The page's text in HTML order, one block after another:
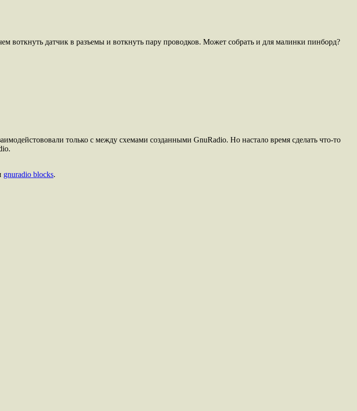
воткнуть датчик в разъемы и воткнуть пару проводков. Может собрать и для малинки пинборд?
только с между схемами созданными GnuRadio. Но настало время сделать что-то
gnuradio blocks.